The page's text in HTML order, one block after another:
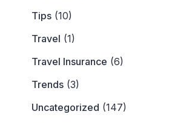
Tips (10)
Travel (1)
Travel Insurance (6)
Trends (3)
Uncategorized (147)